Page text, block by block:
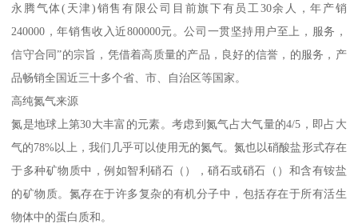
永腾气体(天津)销售有限公司目前旗下有员工30余人，年产销
240000，年销售收入近800000元。公司一贯坚持用户至上，服务，
信守合同”的宗旨，凭借着高质量的产品，良好的信誉，的服务，产
品畅销全国近三十多个省、市、自治区等国家。
高纯氮气来源
氮是地球上第30大丰富的元素。考虑到氮气占大气量的4/5，即占大
气的78%以上，我们几乎可以使用无的氮气。氮也以硝酸盐形式存在
于多种矿物质中，例如智利硝石（），硝石或硝石（）和含有铵盐
的矿物质。氮存在于许多复杂的有机分子中，包括存在于所有活生
物体中的蛋白质和。